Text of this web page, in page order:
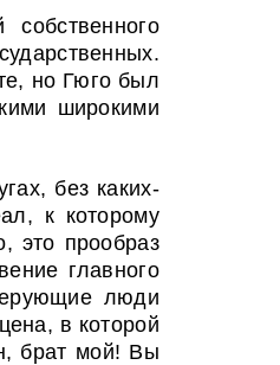
но Гюго был
широкими
без каких-
к которому
это прообраз
главного
люди
в которой
брат мой! Вы